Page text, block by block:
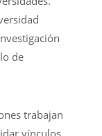
de
trabajan
vínculos